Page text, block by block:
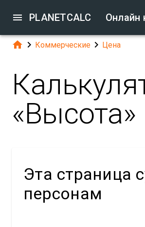
 PLANETCALC Онлайн
  Коммерческие  Цена
«Высота»
Эта страница
персонам